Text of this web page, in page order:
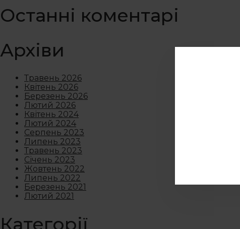
Останні коментарі
Архіви
Травень 2026
Квітень 2026
Березень 2026
Лютий 2026
Квітень 2024
Лютий 2024
Серпень 2023
Липень 2023
Травень 2023
Січень 2023
Жовтень 2022
Липень 2022
Березень 2021
Лютий 2021
Категорії